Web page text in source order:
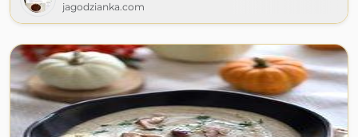
jagodzianka.com